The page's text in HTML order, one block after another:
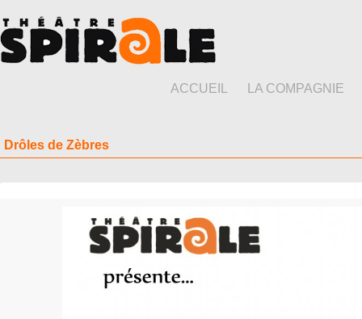
ACCUEIL LA COMPAGNIE
Drôles de Zèbres